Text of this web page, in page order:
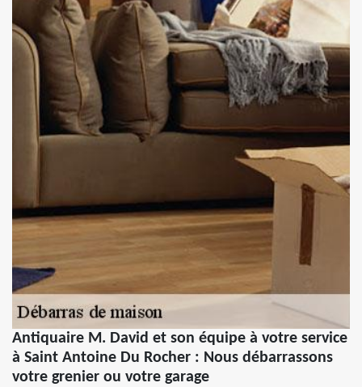
Antiquaire M. David et son équipe à votre service
à Saint Antoine Du Rocher : Nous débarrassons
votre grenier ou votre garage